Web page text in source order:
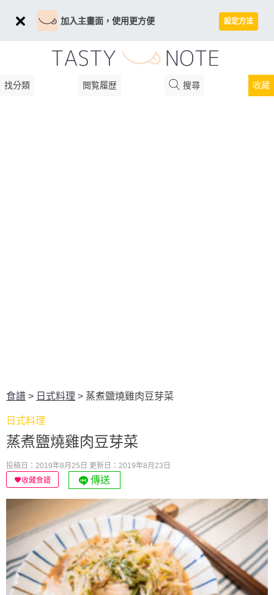
加入主畫面，使用更方便 設定方法
找分類 閲覧履歴 搜尋 收藏
食譜 > 日式料理 > 蒸煮鹽燒雞肉豆芽菜
日式料理
蒸煮鹽燒雞肉豆芽菜
投稿日：2019年8月25日 更新日：2019年8月23日
收藏食譜
傳送